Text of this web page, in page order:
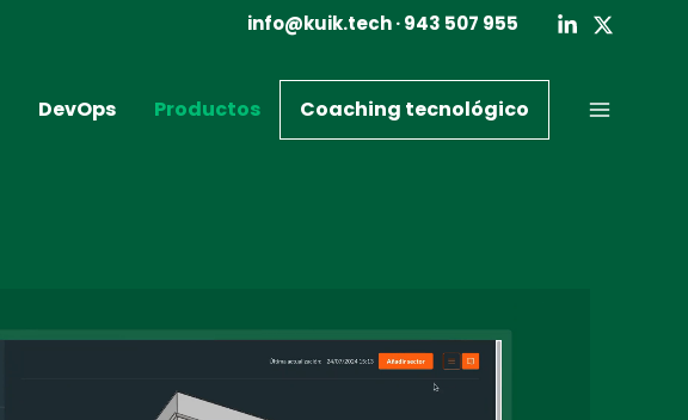
info@kuik.tech· 943 507 955
DevOps Productos Coaching tecnológico